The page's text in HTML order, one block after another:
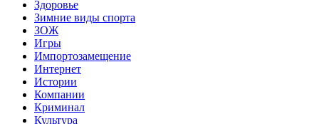
Здоровье
Зимние виды спорта
ЗОЖ
Игры
Импортозамещение
Интернет
Истории
Компании
Криминал
Культура